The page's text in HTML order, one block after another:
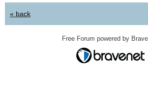
« back
Free Forum powered by